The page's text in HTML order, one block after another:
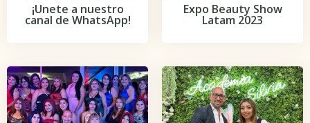
¡Unete a nuestro
canal de WhatsApp!
Expo Beauty Show
Latam 2023